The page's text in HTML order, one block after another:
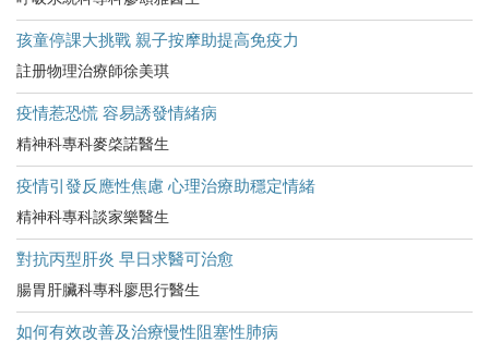
孩童停課大挑戰 親子按摩助提高免疫力
註册物理治療師徐美琪
疫情惹恐慌 容易誘發情緒病
精神科專科麥棨諾醫生
疫情引發反應性焦慮 心理治療助穩定情緒
精神科專科談家樂醫生
對抗丙型肝炎 早日求醫可治愈
腸胃肝臟科專科廖思行醫生
如何有效改善及治療慢性阻塞性肺病